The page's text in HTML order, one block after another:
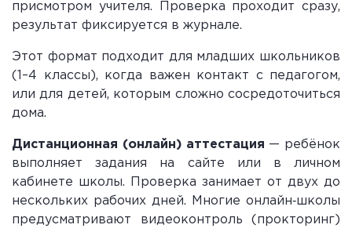
присмотром учителя. Проверка проходит сразу,
результат фиксируется в журнале.
Этот формат подходит для младших школьников
(1–4 классы), когда важен контакт с педагогом,
или для детей, которым сложно сосредоточиться
дома.
Дистанционная (онлайн) аттестация — ребёнок
выполняет задания на сайте или в личном
кабинете школы. Проверка занимает от двух до
нескольких рабочих дней. Многие онлайн‑школы
предусматривают видеоконтроль (прокторинг)